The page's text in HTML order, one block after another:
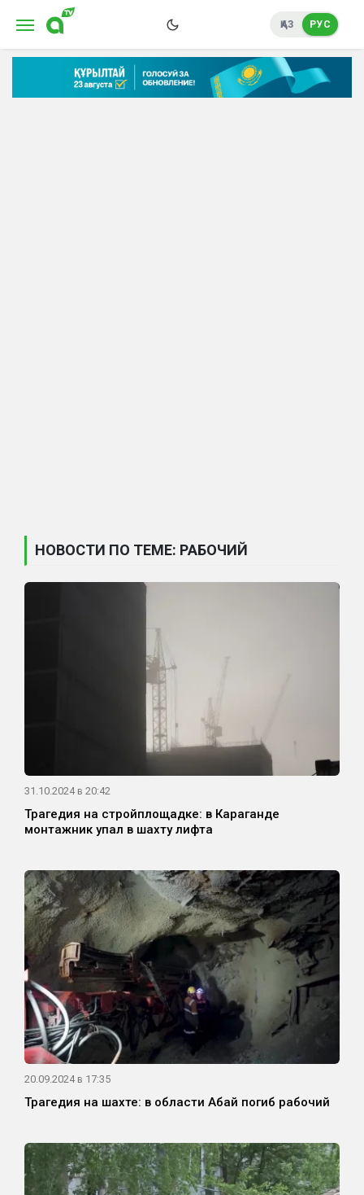
ҚАЗ РУС
НОВОСТИ ПО ТЕМЕ: РАБОЧИЙ
31.10.2024 в 20:42
Трагедия на стройплощадке: в Караганде
монтажник упал в шахту лифта
20.09.2024 в 17:35
Трагедия на шахте: в области Абай погиб рабочий